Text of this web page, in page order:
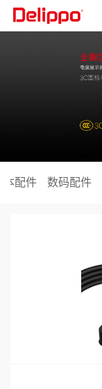
本配件 数码配件